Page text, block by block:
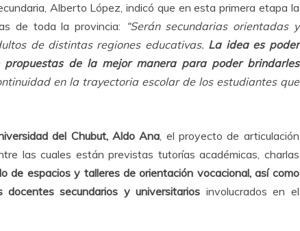
Alberto López, indicó que en esta primera etapa la
de toda la provincia: “Serán secundarias orientadas y
de distintas regiones educativas. La idea es poder
de la mejor manera para poder brindarles
en la trayectoria escolar de los estudiantes que
del Chubut, Aldo Ana, el proyecto de articulación
las cuales están previstas tutorías académicas, charlas
de espacios y talleres de orientación vocacional, así como
secundarios y universitarios involucrados en el